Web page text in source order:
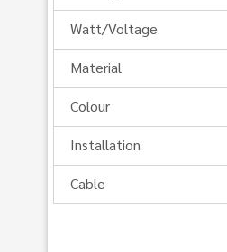
Watt/Voltage
Material
Colour
Installation
Cable